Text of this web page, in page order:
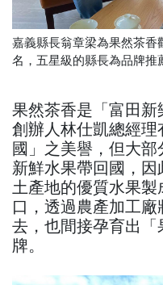
嘉義縣長翁章梁為果然茶香
名，五星級的縣長為品牌推
果然茶香是「富田新
創辦人林仕凱總經
國」之美譽，但大
新鮮水果帶回國，
土產地的優質水果
口，透過農產加工
去，也間接孕育出
牌。